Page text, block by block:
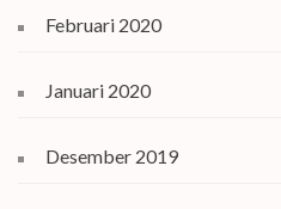
Februari 2020
Januari 2020
Desember 2019